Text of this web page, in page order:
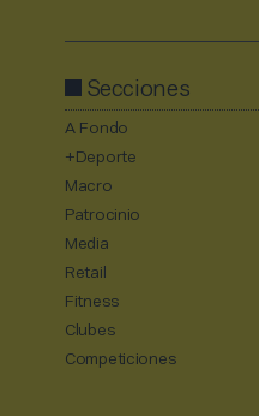
Secciones
A Fondo
+Deporte
Macro
Patrocinio
Media
Retail
Fitness
Clubes
Competiciones